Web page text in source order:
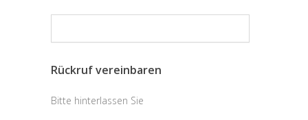
Rückruf vereinbaren
Bitte hinterlassen Sie